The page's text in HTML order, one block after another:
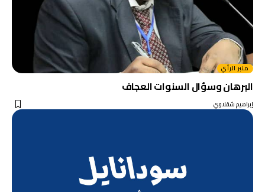
منبر الرأي
البرهان وسؤال السنوات العجاف
إبراهيم شقلاوي